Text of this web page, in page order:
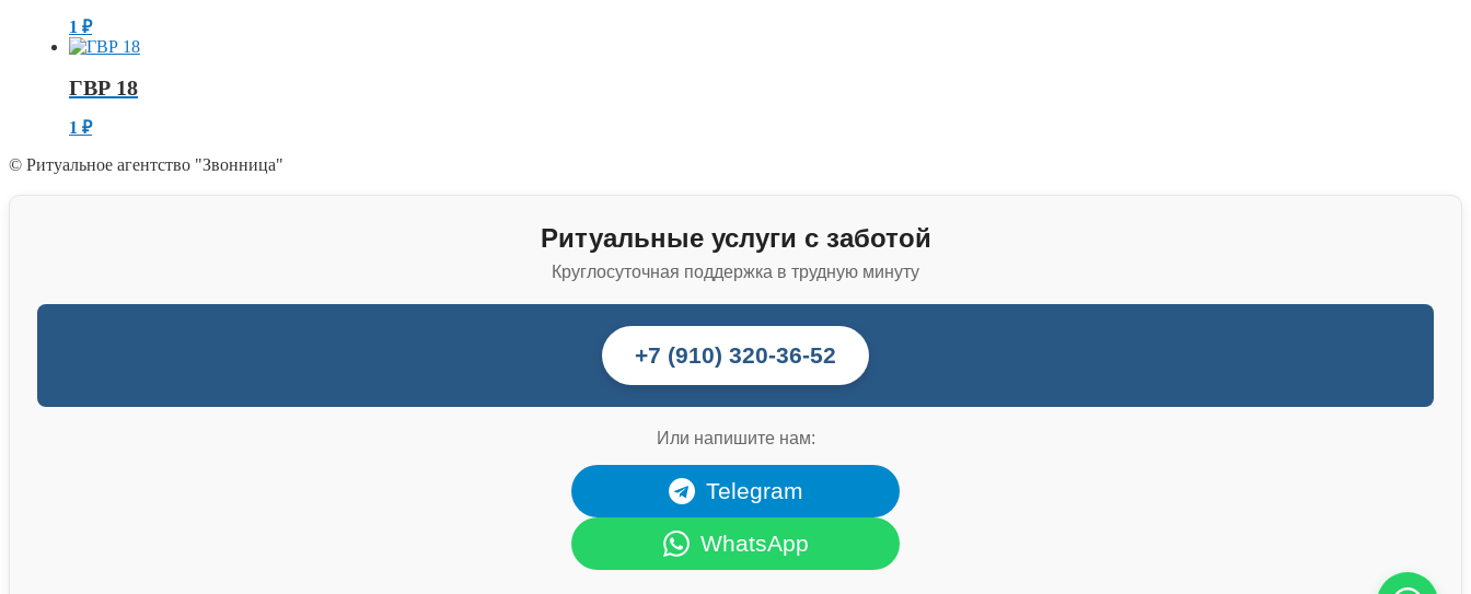
1 ₽
ГВР 18
1 ₽
© Ритуальное агентство "Звонница"
Ритуальные услуги с заботой
Круглосуточная поддержка в трудную минуту
+7 (910) 320-36-52
Или напишите нам:
Telegram
WhatsApp